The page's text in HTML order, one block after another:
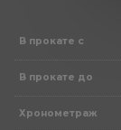
В прокате с
В прокате до
Хронометраж